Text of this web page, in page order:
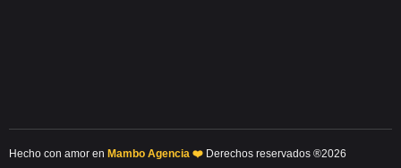
Hecho con amor en Mambo Agencia ❤️ Derechos reservados ®2026